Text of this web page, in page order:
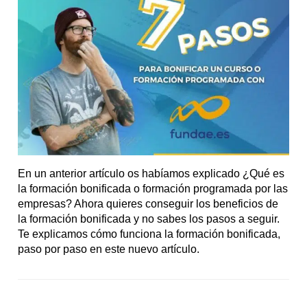
En un anterior artículo os habíamos explicado ¿Qué es
la formación bonificada o formación programada por las
empresas? Ahora quieres conseguir los beneficios de
la formación bonificada y no sabes los pasos a seguir.
Te explicamos cómo funciona la formación bonificada,
paso por paso en este nuevo artículo.